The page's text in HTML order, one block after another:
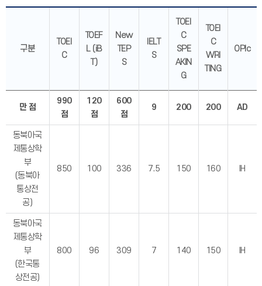
구분
TOEI
C
TOEF
L (iB
T)
New
TEP
S
IELT
S
TOEI
C
SPE
AKIN
G
TOEI
C
WRI
TING
OPIc
만 점
990
점
120
점
600
점
9 200 200 AD
동북아국
제통상학
부
(동북아
통상전
공)
850 100 336 7.5 150 160 IH
동북아국
제통상학
부
(한국통
상전공)
800 96 309 7 140 150 IH